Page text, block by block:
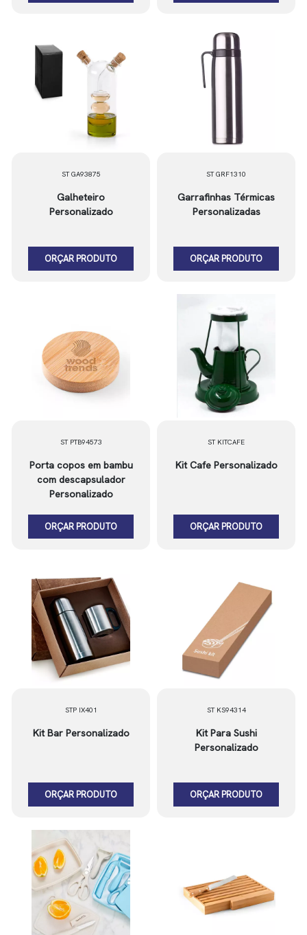
ST GA93875
Galheteiro
Personalizado
ORÇAR PRODUTO
ST GRF1310
Garrafinhas Térmicas
Personalizadas
ORÇAR PRODUTO
ST PTB94573
Porta copos em bambu
com descapsulador
Personalizado
ORÇAR PRODUTO
ST KITCAFE
Kit Cafe Personalizado
ORÇAR PRODUTO
STP IX401
Kit Bar Personalizado
ORÇAR PRODUTO
ST KS94314
Kit Para Sushi
Personalizado
ORÇAR PRODUTO